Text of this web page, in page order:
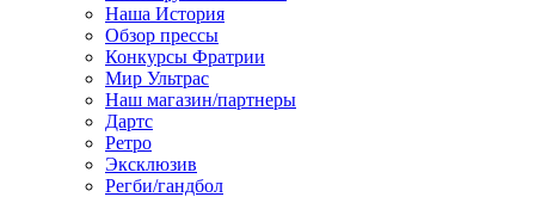
Наша История
Обзор прессы
Конкурсы Фратрии
Мир Ультрас
Наш магазин/партнеры
Дартс
Ретро
Эксклюзив
Регби/гандбол